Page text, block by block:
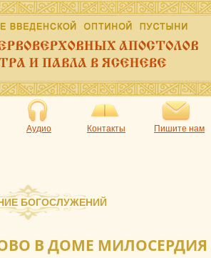
Аудио Контакты Пишите нам
БОГОСЛУЖЕНИЙ
В ДОМЕ МИЛОСЕРДИЯ